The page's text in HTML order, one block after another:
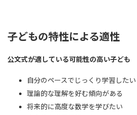
子どもの特性による適性
公文式が適している可能性の高い子ども
自分のペースでじっくり学習したい
理論的な理解を好む傾向がある
将来的に高度な数学を学びたい